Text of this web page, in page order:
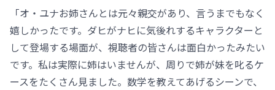
「オ・ユナお姉さんとは元々親交があり、言うまでもなく
嬉しかったです。ダヒがナヒに気後れするキャラクターと
して登場する場面が、視聴者の皆さんは面白かったみたい
です。私は実際に姉はいませんが、周りで姉が妹を叱るケ
ースをたくさん見ました。数学を教えてあげるシーンで、